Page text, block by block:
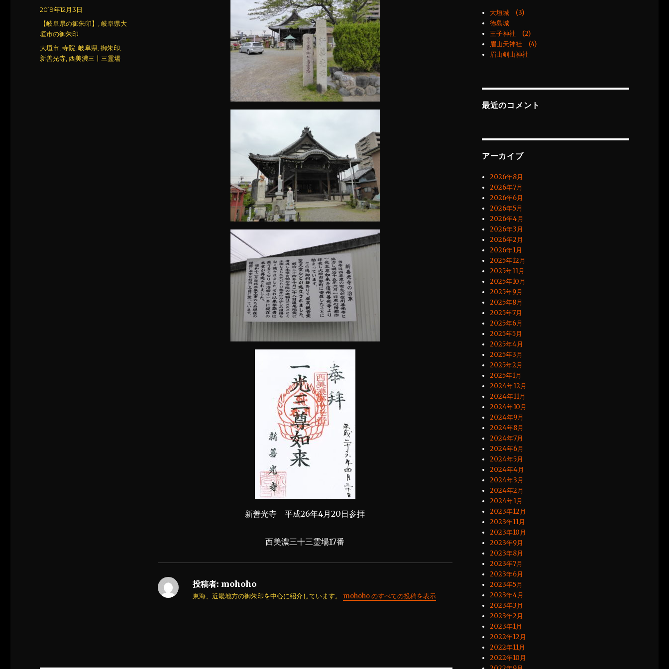
新善光寺 平成26年4月20日参拝
西美濃三十三霊場17番
投稿者: mohoho
東海、近畿地方の御朱印を中心に紹介しています。 mohoho のすべての投稿を表示
投
稿
日:
2019年12月3日
カ
テ
ゴ
リ
【岐阜県の御朱印】 ,岐阜県大
垣市の御朱印
タ
グ
大垣市 ,寺院 ,岐阜県 ,御朱印
新善光寺 ,西美濃三十三霊場
大垣城 (3)
徳島城
王子神社 (2)
眉山天神社 (4)
眉山剣山神社
最近のコメント
アーカイブ
2026年8月
2026年7月
2026年6月
2026年5月
2026年4月
2026年3月
2026年2月
2026年1月
2025年12月
2025年11月
2025年10月
2025年9月
2025年8月
2025年7月
2025年6月
2025年5月
2025年4月
2025年3月
2025年2月
2025年1月
2024年12月
2024年11月
2024年10月
2024年9月
2024年8月
2024年7月
2024年6月
2024年5月
2024年4月
2024年3月
2024年2月
2024年1月
2023年12月
2023年11月
2023年10月
2023年9月
2023年8月
2023年7月
2023年6月
2023年5月
2023年4月
2023年3月
2023年2月
2023年1月
2022年12月
2022年11月
2022年10月